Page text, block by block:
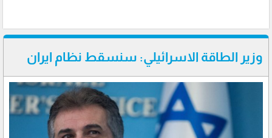
وزير الطاقة الاسرائيلي: سنسقط نظام ايران